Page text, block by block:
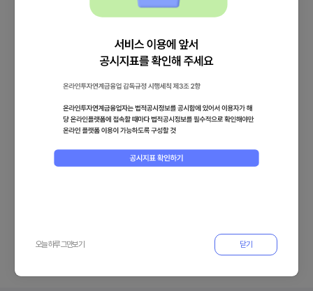
오늘 하루 그만보기 닫기
안정적인 자산만을